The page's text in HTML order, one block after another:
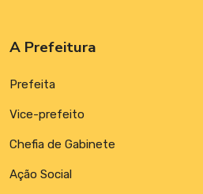
A Prefeitura
Prefeita
Vice-prefeito
Chefia de Gabinete
Ação Social